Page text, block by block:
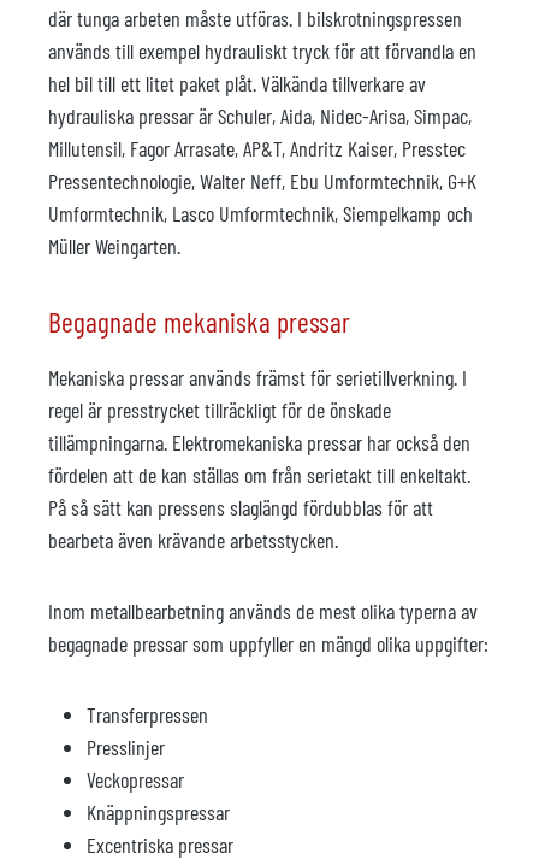
där tunga arbeten måste utföras. I bilskrotningspressen
används till exempel hydrauliskt tryck för att förvandla en
hel bil till ett litet paket plåt. Välkända tillverkare av
hydrauliska pressar är Schuler, Aida, Nidec-Arisa, Simpac,
Millutensil, Fagor Arrasate, AP&T, Andritz Kaiser, Presstec
Pressentechnologie, Walter Neff, Ebu Umformtechnik, G+K
Umformtechnik, Lasco Umformtechnik, Siempelkamp och
Müller Weingarten.
Begagnade mekaniska pressar
Mekaniska pressar används främst för serietillverkning. I
regel är presstrycket tillräckligt för de önskade
tillämpningarna. Elektromekaniska pressar har också den
fördelen att de kan ställas om från serietakt till enkeltakt.
På så sätt kan pressens slaglängd fördubblas för att
bearbeta även krävande arbetsstycken.
Inom metallbearbetning används de mest olika typerna av
begagnade pressar som uppfyller en mängd olika uppgifter:
Transferpressen
Presslinjer
Veckopressar
Knäppningspressar
Excentriska pressar